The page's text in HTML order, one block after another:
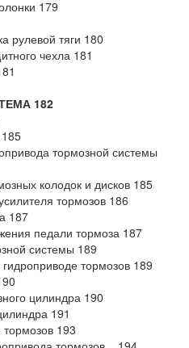
179
рулевой тяги 180
чехла 181
182
тормозной системы
колодок и дисков 185
тормозов 186
187
педали тормоза 187
системы 189
тормозов 189
цилиндра 190
191
193